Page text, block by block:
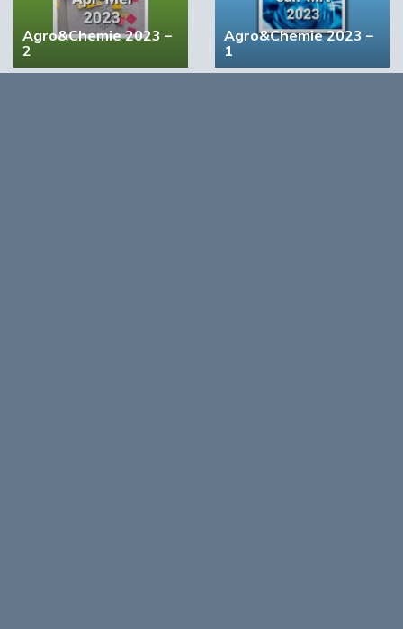
Agro&Chemie 2023 –
2
Agro&Chemie 2023 –
1